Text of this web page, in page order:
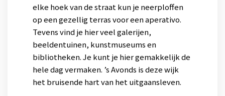
elke hoek van de straat kun je neerploffen
op een gezellig terras voor een aperativo.
Tevens vind je hier veel galerijen,
beeldentuinen, kunstmuseums en
bibliotheken. Je kunt je hier gemakkelijk de
hele dag vermaken. ’s Avonds is deze wijk
het bruisende hart van het uitgaansleven.